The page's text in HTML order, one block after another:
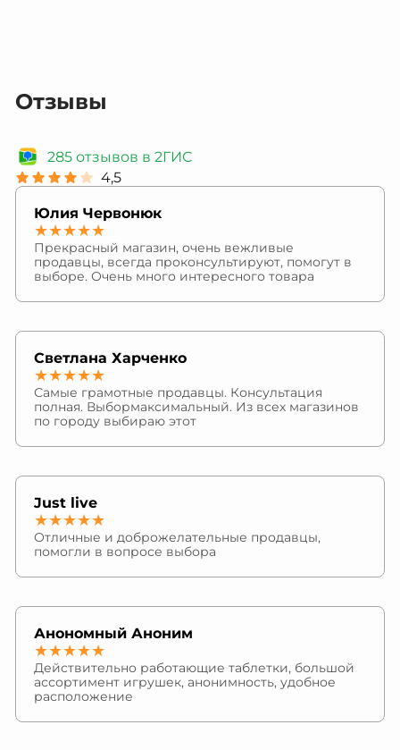
Отзывы
285 отзывов в 2ГИС
4,5
Юлия Червонюк
★★★★★
Прекрасный магазин, очень вежливые
продавцы, всегда проконсультируют, помогут в
выборе. Очень много интересного товара
Светлана Харченко
★★★★★
Самые грамотные продавцы. Консультация
полная. Выбормаксимальный. Из всех магазинов
по городу выбираю этот
Just live
★★★★★
Отличные и доброжелательные продавцы,
помогли в вопросе выбора
Анономный Аноним
★★★★★
Действительно работающие таблетки, большой
ассортимент игрушек, анонимность, удобное
расположение